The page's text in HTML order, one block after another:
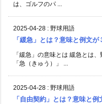
は、ゴルフのパ ...
2025-04-28 : 野球用語
「緩急」とは？意味と例文が
「緩急」の意味とは 緩急とは
「急（きゅう）」 ...
2025-04-28 : 野球用語
「自由契約」とは？意味と例